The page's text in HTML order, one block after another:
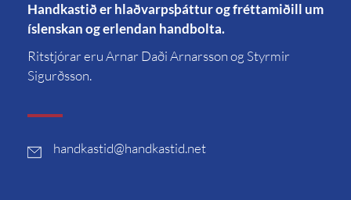
Handkastið er hlaðvarpsþáttur og fréttamiðill um
íslenskan og erlendan handbolta.
Ritstjórar eru Arnar Daði Arnarsson og Styrmir
Sigurðsson.
handkastid@handkastid.net